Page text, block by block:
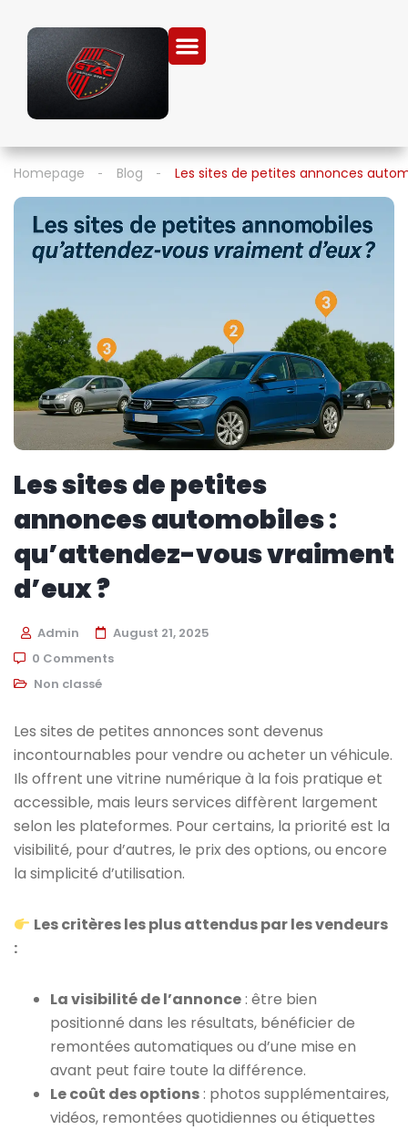
Homepage Blog Les sites de petites annonces
Les sites de petites
annonces automobiles :
qu’attendez-vous vraiment
d’eux ?
Admin
August 21, 2025
0 Comments
Non classé
Les sites de petites annonces sont devenus
incontournables pour vendre ou acheter un véhicule.
Ils offrent une vitrine numérique à la fois pratique et
accessible, mais leurs services diffèrent largement
selon les plateformes. Pour certains, la priorité est la
visibilité, pour d’autres, le prix des options, ou encore
la simplicité d’utilisation.
Les critères les plus attendus par les vendeurs
:
La visibilité de l’annonce : être bien
positionné dans les résultats, bénéficier de
remontées automatiques ou d’une mise en
avant peut faire toute la différence.
Le coût des options : photos supplémentaires,
vidéos, remontées quotidiennes ou étiquettes